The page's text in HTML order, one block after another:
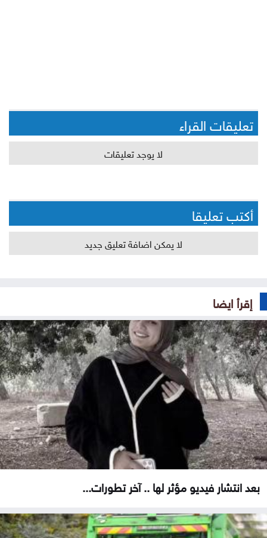
تعليقات القراء
لا يوجد تعليقات
أكتب تعليقا
لا يمكن اضافة تعليق جديد
إقرأ ايضا
بعد انتشار فيديو مؤثر لها .. آخر تطورات...